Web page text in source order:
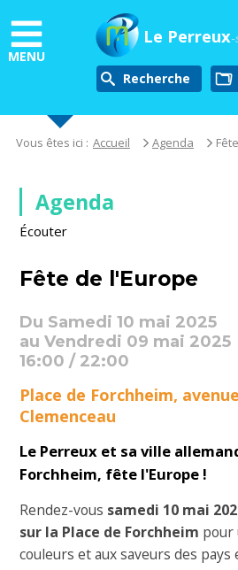
au
contenu
principal
MENU
Le Perreux
Recherche
Vous êtes ici : Accueil Agenda
Agenda
Écouter
Fête de l'Europe
Du Samedi 10 mai 2025
au Vendredi 09 mai 2025
16:00 / 22:00
Place de Forchheim,
Clemenceau
Le Perreux et sa ville
Forchheim, fête l'Europe !
Rendez-vous samedi 10 mai
sur la Place de Forchheim pour
couleurs et aux saveurs des pays